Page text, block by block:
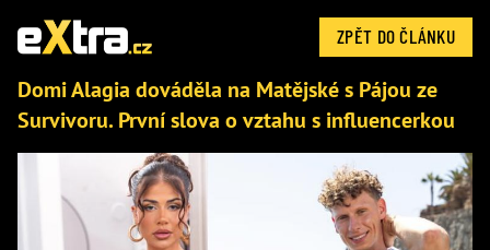
ZPĚT DO ČLÁNKU
Domi Alagia dováděla na Matějské s Pájou ze
Survivoru. První slova o vztahu s influencerkou